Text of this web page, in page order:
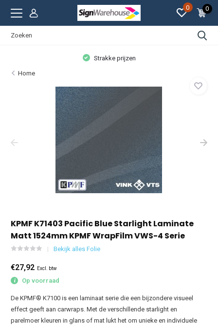
0 0
Strakke prijzen
Home
KPMF K71403 Pacific Blue Starlight Laminate
Matt 1524mm KPMF WrapFilm VWS-4 Serie
Bekijk alles Folie
€27,92 Excl. btw
Op voorraad
De KPMF® K7100 is een laminaat serie die een bijzondere visueel
effect geeft aan carwraps. Met de verschillende starlight en
parelmoer kleuren in glans of mat lukt het om unieke en individuele